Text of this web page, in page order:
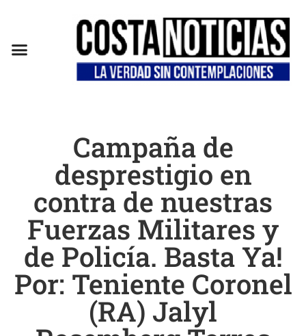
Campaña de
desprestigio en
contra de nuestras
Fuerzas Militares y
de Policía. Basta Ya!
Por: Teniente Coronel
(RA) Jalyl